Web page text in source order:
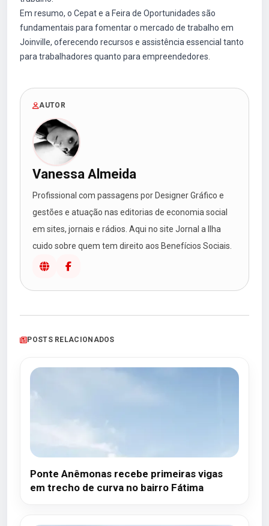
Em resumo, o Cepat e a Feira de Oportunidades são
fundamentais para fomentar o mercado de trabalho em
Joinville, oferecendo recursos e assistência essencial tanto
para trabalhadores quanto para empreendedores.
AUTOR
Vanessa Almeida
Profissional com passagens por Designer Gráfico e
gestões e atuação nas editorias de economia social
em sites, jornais e rádios. Aqui no site Jornal a Ilha
cuido sobre quem tem direito aos Benefícios Sociais.
POSTS RELACIONADOS
Ponte Anêmonas recebe primeiras vigas
em trecho de curva no bairro Fátima